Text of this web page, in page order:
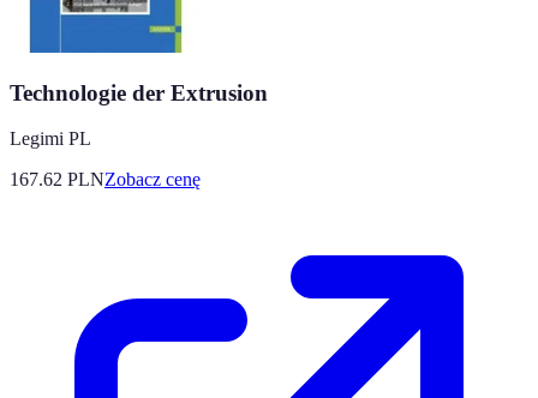
Technologie der Extrusion
Legimi PL
167.62 PLNZobacz cenę